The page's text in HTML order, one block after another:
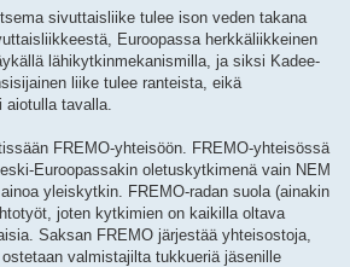
sivuttaisliike tulee ison veden takana
Euroopassa herkkäliikkeinen
lähikytkinmekanismilla, ja siksi Kadee-
liike tulee ranteista, eikä
tavalla.
FREMO-yhteisöön. FREMO-yhteisössä
Euroopassakin oletuskytkimenä vain NEM
yleiskytkin. FREMO-radan suola (ainakin
joten kytkimien on kaikilla oltava
Saksan FREMO järjestää yhteisostoja,
valmistajilta tukkueriä jäsenille